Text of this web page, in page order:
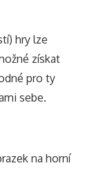
hry lze
získat
pro ty
sebe.
na horní